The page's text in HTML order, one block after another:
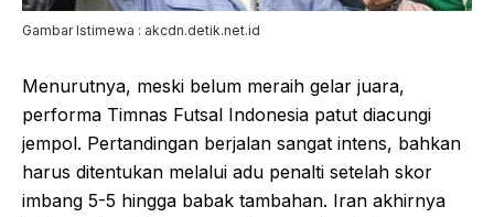
Gambar Istimewa : akcdn.detik.net.id
Menurutnya, meski belum meraih gelar juara,
performa Timnas Futsal Indonesia patut diacungi
jempol. Pertandingan berjalan sangat intens, bahkan
harus ditentukan melalui adu penalti setelah skor
imbang 5-5 hingga babak tambahan. Iran akhirnya